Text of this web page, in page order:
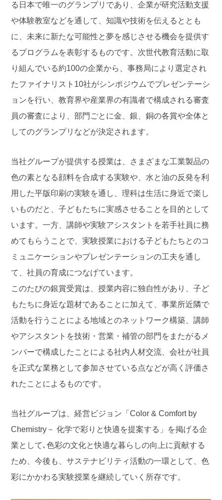
る日本で唯一のグランプリであり、企業が研究活動支援
や体験教室などを通して、知識や技術を伝えるととも
に、未来に新たな可能性と夢を感じさせる機会を提供す
るプログラムを表彰するものです。次世代教育活動に取
り組んでいる約100の企業から、事務局により選定され
たファイナリスト10社がシンポジウムでプレゼンテーシ
ョンを行い、教育界や産業界の有識者で構成される審査
員の審査により、部門ごとに金、銀、銅の各賞や全体と
してのグランプリなどが決定されます。
当社グループが提供する授業は、さまざまな工業製品の
色の素となる顔料を合成する実験や、水と油の反発を利
用した平版印刷の実験を通し、理科は生活に身近で楽し
いものだと、子どもたちに実感させることを目的として
います。一方、講師や実験アシスタントを若手社員に務
めてもらうことで、実験授業における子どもたちとのコ
ミュニケーションやプレゼンテーションの工夫を通し
て、社員の育成につなげています。
このたびの銀賞受賞は、授業内容に独自性があり、子ど
もたちに身近な題材であることに加えて、事業所近隣で
活動を行うことによる地域とのネットワーク構築、講師
やアシスタントを技術・営業・補管の部門をまたがるメ
ンバーで構成したことによる社内人材交流、会社が社員
を正式な業務として参加させている点などが高く評価さ
れたことによるものです。
当社グループは、経営ビジョン「Color & Comfort by
Chemistry－ 化学で彩りと快適を提案する」を掲げる企
業として､色彩の文化と快適な暮らしの向上に貢献する
ため、今後も、サステナビリティ活動の一環として、色
彩にかかわる実験授業を継続していく所存です。